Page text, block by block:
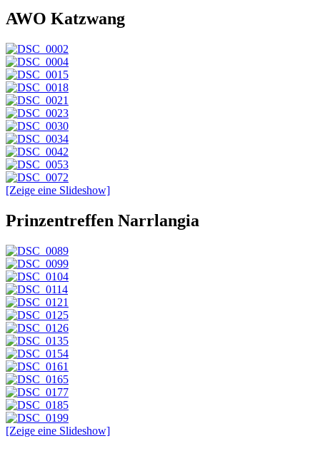
AWO Katzwang
[Zeige eine Slideshow]
Prinzentreffen Narrlangia
[Zeige eine Slideshow]